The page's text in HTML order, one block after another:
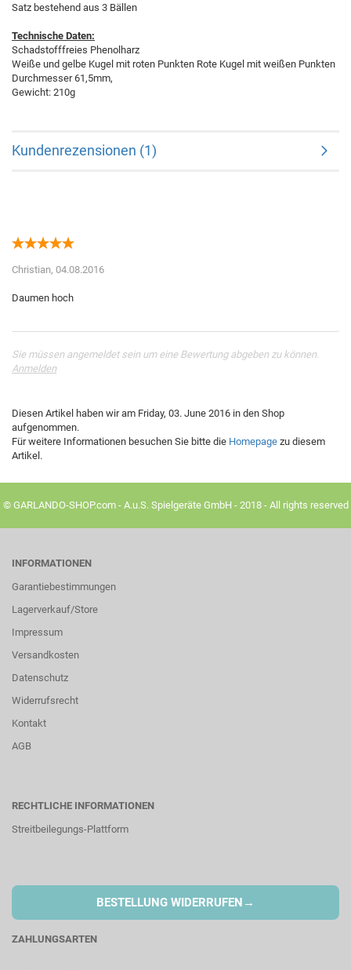
Satz bestehend aus 3 Bällen
Technische Daten:
Schadstofffreies Phenolharz
Weiße und gelbe Kugel mit roten Punkten Rote Kugel mit weißen Punkten
Durchmesser 61,5mm,
Gewicht: 210g
Kundenrezensionen (1)
Christian, 04.08.2016
Sie müssen angemeldet sein um eine Bewertung abgeben zu können.
Anmelden
Diesen Artikel haben wir am Friday, 03. June 2016 in den Shop
aufgenommen.
Für weitere Informationen besuchen Sie bitte die Homepage zu diesem
Artikel.
© GARLANDO-SHOP.com - A.u.S. Spielgeräte GmbH - 2018 - All rights reserved
INFORMATIONEN
Garantiebestimmungen
Lagerverkauf/Store
Impressum
Versandkosten
Datenschutz
Widerrufsrecht
Kontakt
AGB
RECHTLICHE INFORMATIONEN
Streitbeilegungs-Plattform
BESTELLUNG WIDERRUFEN →
ZAHLUNGSARTEN